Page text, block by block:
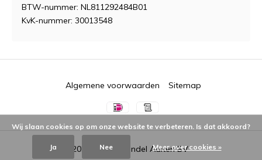
BTW-nummer: NL811292484B01
KvK-nummer: 30013548
© 2026 - Groothandel Aalten BV
Algemene voorwaarden Sitemap
Wij slaan cookies op om onze website te verbeteren. Is dat akkoord?
Ja Nee Meer over cookies »